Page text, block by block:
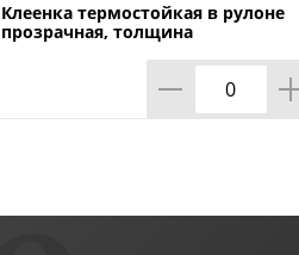
Клеенка термостойкая в рулоне
прозрачная, толщина